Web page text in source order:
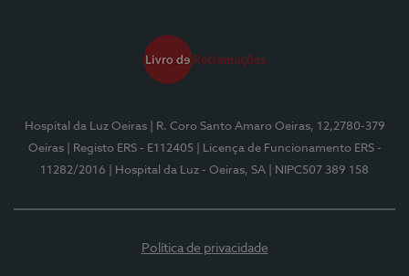
Hospital da Luz Oeiras
| R. Coro Santo Amaro Oeiras, 12,2780-379
Oeiras
| Registo ERS - E112405
| Licença de Funcionamento ERS -
11282/2016
| Hospital da Luz - Oeiras, SA | NIPC507 389 158
Política de privacidade